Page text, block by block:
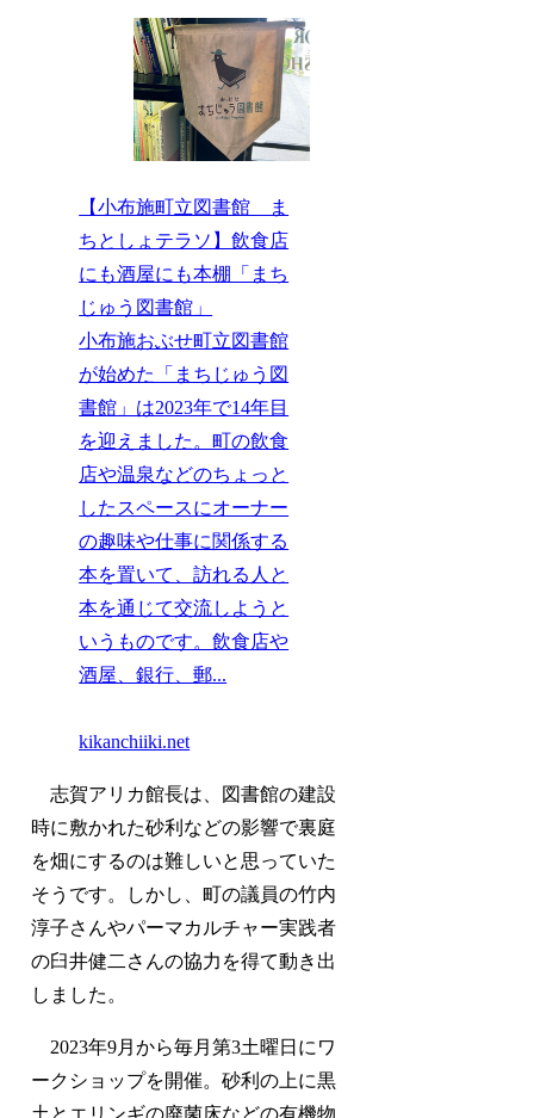
【小布施町立図書館 ま
ちとしょテラソ】飲食店
にも酒屋にも本棚「まち
じゅう図書館」
小布施おぶせ町立図書館
が始めた「まちじゅう図
書館」は2023年で14年目
を迎えました。町の飲食
店や温泉などのちょっと
したスペースにオーナー
の趣味や仕事に関係する
本を置いて、訪れる人と
本を通じて交流しようと
いうものです。飲食店や
酒屋、銀行、郵...
kikanchiiki.net
志賀アリカ館長は、図書館の建設
時に敷かれた砂利などの影響で裏庭
を畑にするのは難しいと思っていた
そうです。しかし、町の議員の竹内
淳子さんやパーマカルチャー実践者
の臼井健二さんの協力を得て動き出
しました。
2023年9月から毎月第3土曜日にワ
ークショップを開催。砂利の上に黒
土とエリンギの廃菌床などの有機物